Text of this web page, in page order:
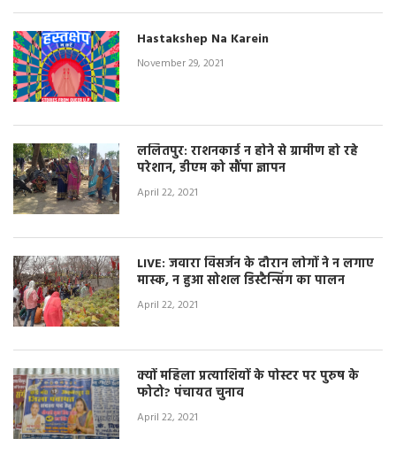
Hastakshep Na Karein
November 29, 2021
ललितपुर: राशनकार्ड न होने से ग्रामीण हो रहे
परेशान, डीएम को सौंपा ज्ञापन
April 22, 2021
LIVE: जवारा विसर्जन के दौरान लोगों ने न लगाए
मास्क, न हुआ सोशल डिस्टैन्सिंग का पालन
April 22, 2021
क्यों महिला प्रत्याशियों के पोस्टर पर पुरुष के
फोटो? पंचायत चुनाव
April 22, 2021